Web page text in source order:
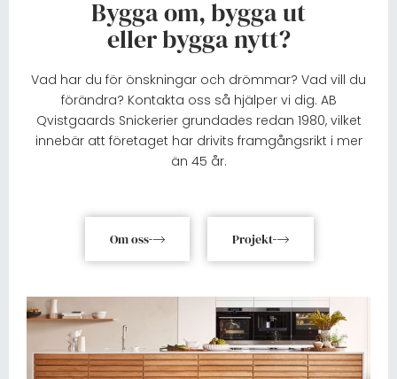
Bygga om, bygga ut
eller bygga nytt?
Vad har du för önskningar och drömmar? Vad vill du
förändra? Kontakta oss så hjälper vi dig. AB
Qvistgaards Snickerier grundades redan 1980, vilket
innebär att företaget har drivits framgångsrikt i mer
än 45 år.
Om oss Projekt